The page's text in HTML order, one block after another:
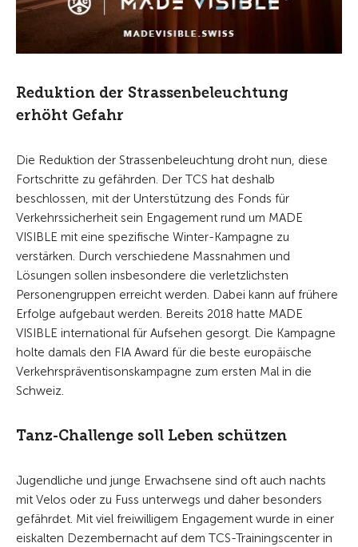
Reduktion der Strassenbeleuchtung
erhöht Gefahr
Die Reduktion der Strassenbeleuchtung droht nun, diese
Fortschritte zu gefährden. Der TCS hat deshalb
beschlossen, mit der Unterstützung des Fonds für
Verkehrssicherheit sein Engagement rund um MADE
VISIBLE mit eine spezifische Winter-Kampagne zu
verstärken. Durch verschiedene Massnahmen und
Lösungen sollen insbesondere die verletzlichsten
Personengruppen erreicht werden. Dabei kann auf frühere
Erfolge aufgebaut werden. Bereits 2018 hatte MADE
VISIBLE international für Aufsehen gesorgt. Die Kampagne
holte damals den FIA Award für die beste europäische
Verkehrspräventisonskampagne zum ersten Mal in die
Schweiz.
Tanz-Challenge soll Leben schützen
Jugendliche und junge Erwachsene sind oft auch nachts
mit Velos oder zu Fuss unterwegs und daher besonders
gefährdet. Mit viel freiwilligem Engagement wurde in einer
eiskalten Dezembernacht auf dem TCS-Trainingscenter in